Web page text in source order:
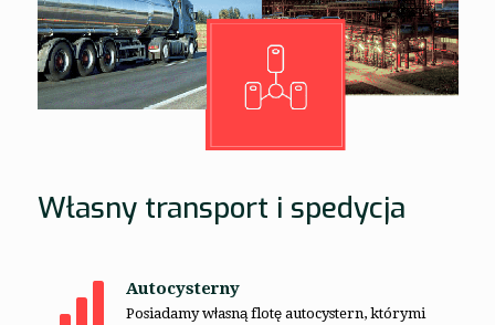
Własny transport i spedycja
Autocysterny
Posiadamy własną flotę autocystern, którymi